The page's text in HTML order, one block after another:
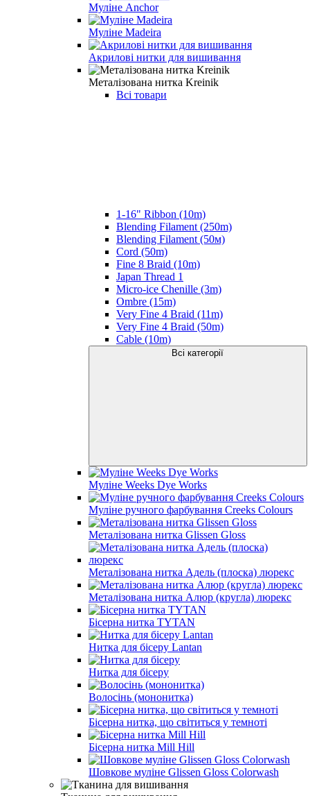
Муліне Anchor
Муліне Madeira
Акрилові нитки для вишивання
Металізована нитка Kreinik
Всі товари
1-16" Ribbon (10m)
Blending Filament (250m)
Blending Filament (50м)
Cord (50m)
Fine 8 Braid (10m)
Japan Thread 1
Micro-ice Chenille (3m)
Ombre (15m)
Very Fine 4 Braid (11m)
Very Fine 4 Braid (50m)
Cable (10m)
Всі категорії
Муліне Weeks Dye Works
Муліне ручного фарбування Creeks Colours
Металізована нитка Glissen Gloss
Металізована нитка Адель (плоска) люрекс
Металізована нитка Алюр (кругла) люрекс
Бісерна нитка TYTAN
Нитка для бісеру Lantan
Нитка для бісеру
Волосінь (мононитка)
Бісерна нитка, що світиться у темноті
Бісерна нитка Mill Hill
Шовкове муліне Glissen Gloss Colorwash